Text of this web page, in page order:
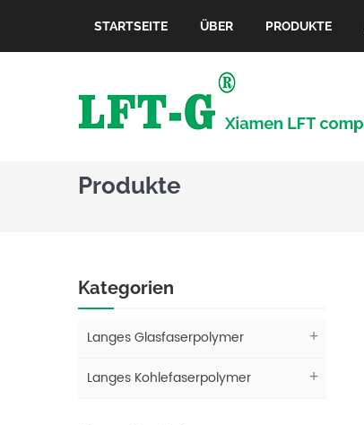
STARTSEITE ÜBER PRODUKTE
Produkte
Kategorien
Langes Glasfaserpolymer
Langes Kohlefaserpolymer